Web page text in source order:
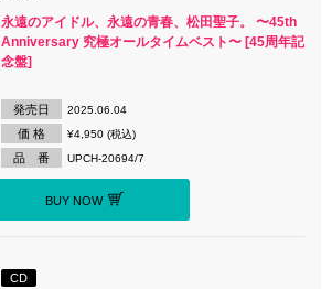
永遠のアイドル、永遠の青春、松田聖子。 〜45th
Anniversary 究極オールタイムベスト〜 [45周年記
念盤]
発売日 2025.06.04
価 格 ¥4,950 (税込)
品 番 UPCH-20694/7
BUY NOW
CD